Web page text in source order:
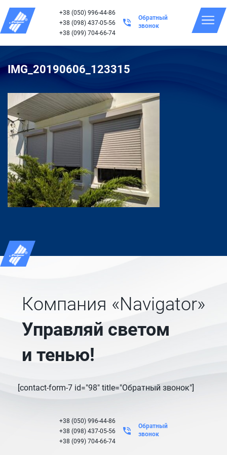
+38 (050) 996-44-86
+38 (098) 437-05-56
+38 (099) 704-66-74
Обратный
звонок
IMG_20190606_123315
Компания «Navigator»
Управляй светом
и тенью!
[contact-form-7 id="98" title="Обратный звонок"]
+38 (050) 996-44-86
+38 (098) 437-05-56
+38 (099) 704-66-74
Обратный
звонок